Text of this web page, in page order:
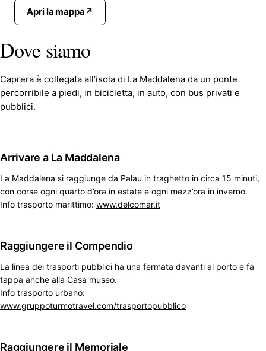
Apri la mappa
Dove siamo
Caprera è collegata all’isola di La Maddalena da un ponte
percorribile a piedi, in bicicletta, in auto, con bus privati e
pubblici.
Arrivare a La Maddalena
La Maddalena si raggiunge da Palau in traghetto in circa 15 minuti,
con corse ogni quarto d’ora in estate e ogni mezz’ora in inverno.
Info trasporto marittimo: www.delcomar.it
Raggiungere il Compendio
La linea dei trasporti pubblici ha una fermata davanti al porto e fa
tappa anche alla Casa museo.
Info trasporto urbano:
www.gruppoturmotravel.com/trasportopubblico
Raggiungere il Memoriale